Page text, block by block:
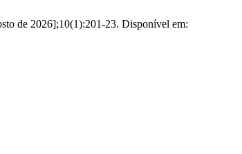
de 2026];10(1):201-23. Disponível em: